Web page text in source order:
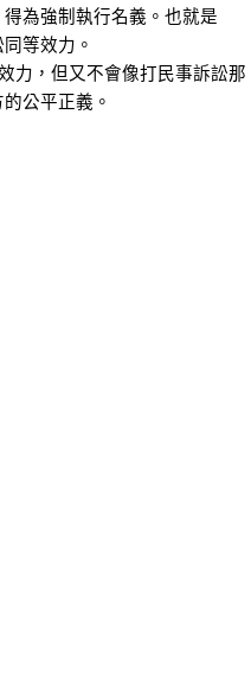
為強制執行名義。也就是
等效力。
，但又不會像打民事訴訟那
公平正義。